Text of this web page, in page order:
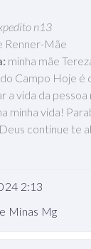
n13
Renner-Mãe
minha mãe
Campo Hoje é
a vida da pessoa
minha vida!
continue te
2:13
Minas Mg